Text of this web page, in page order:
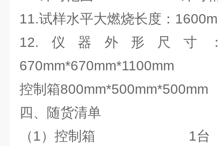
11.试样水平大燃烧长度：
12.仪器外形尺寸
670mm*670mm*1100mm
控制箱800mm*500mm*500mm
四、随货清单
（1）控制箱 1台